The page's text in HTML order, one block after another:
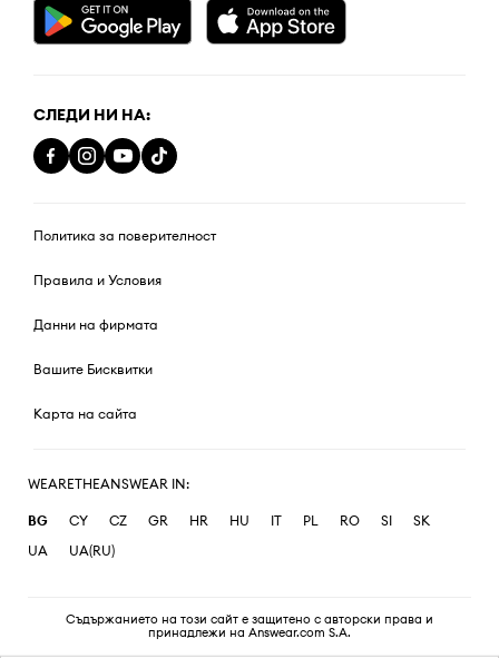
СЛЕДИ НИ НА:
Политика за поверителност
Правила и Условия
Данни на фирмата
Вашите Бисквитки
Карта на сайта
WEARETHEANSWEAR IN:
BG CY CZ GR HR HU IT PL RO SI
SK
UA
UA(RU)
Съдържанието на този сайт е защитено с авторски права и
принадлежи на Answear.com S.A.